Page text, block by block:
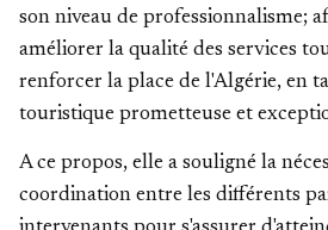
son niveau de professionnalisme;
améliorer la qualité des services
renforcer la place de l'Algérie, en
touristique prometteuse et
A ce propos, elle a souligné la
coordination entre les différents